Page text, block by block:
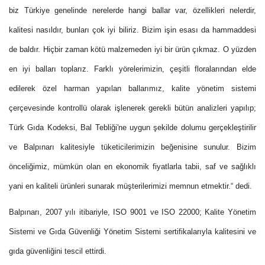
biz Türkiye genelinde nerelerde hangi ballar var, özellikleri nelerdir,
kalitesi nasıldır, bunları çok iyi biliriz. Bizim işin esası da hammaddesi
de baldır. Hiçbir zaman kötü malzemeden iyi bir ürün çıkmaz. O yüzden
en iyi balları toplarız. Farklı yörelerimizin, çeşitli floralarından elde
edilerek özel harman yapılan ballarımız, kalite yönetim sistemi
çerçevesinde kontrollü olarak işlenerek gerekli bütün analizleri yapılıp;
Türk Gıda Kodeksi, Bal Tebliği'ne uygun şekilde dolumu gerçekleştirilir
ve Balpınarı kalitesiyle tüketicilerimizin beğenisine sunulur. Bizim
önceliğimiz, mümkün olan en ekonomik fiyatlarla tabii, saf ve sağlıklı
yani en kaliteli ürünleri sunarak müşterilerimizi memnun etmektir.“ dedi.
Balpınarı, 2007 yılı itibariyle, ISO 9001 ve ISO 22000; Kalite Yönetim
Sistemi ve Gıda Güvenliği Yönetim Sistemi sertifikalarıyla kalitesini ve
gıda güvenliğini tescil ettirdi.